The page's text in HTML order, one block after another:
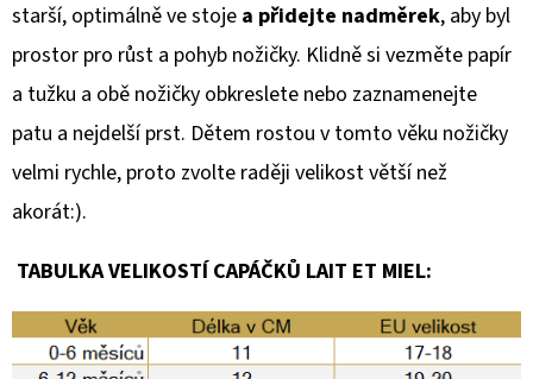
starší, optimálně ve stoje a přidejte nadměrek, aby byl
prostor pro růst a pohyb nožičky. Klidně si vezměte papír
a tužku a obě nožičky obkreslete nebo zaznamenejte
patu a nejdelší prst. Dětem rostou v tomto věku nožičky
velmi rychle, proto zvolte raději velikost větší než
akorát:).
TABULKA VELIKOSTÍ CAPÁČKŮ LAIT ET MIEL: